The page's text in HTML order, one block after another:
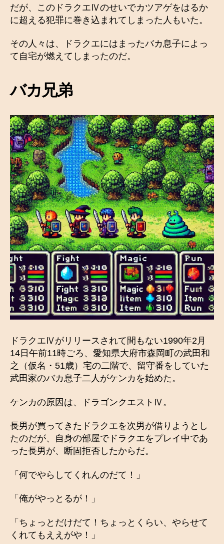
だが、このドラクエⅣのせいでカツアゲをはるか
に超える犯罪に巻き込まれてしまった人もいた。
その人々は、ドラクエにはまったバカ息子によっ
て自宅が燃えてしまったのだ。
バカ兄弟
ドラクエⅣがリリースされて間もない1990年2月
14日午前11時ごろ、愛知県大府市森岡町の武田和
之（仮名・51歳）宅の二階で、留守番をしていた
武田家のバカ息子二人がケンカを始めた。
ケンカの原因は、ドラゴンクエストⅣ。
長男が買ってきたドラクエを次男が借りようとし
たのだが、自身の部屋でドラクエをプレイ中であ
った長男が、断固拒否したからだ。
「何でやらしてくれんのだて！」
「俺がやっとるが！」
「ちょっとだけだて！ちょっとくらい、やらせて
くれてもええがや！」